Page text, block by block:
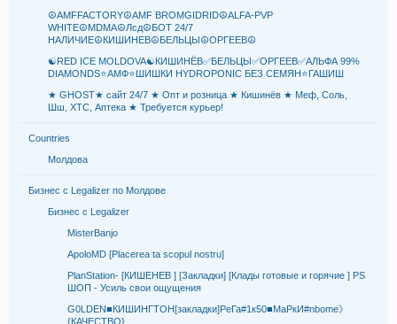
☮️AMFFACTORY☮️AMF BROMGIDRID☮️ALFA-PVP
WHITE☮️MDMA☮️Лсд☮️БОТ 24/7
НАЛИЧИЕ☮️КИШИНЕВ☮️БЕЛЬЦЫ☮️ОРГЕЕВ☮️
☯️RED ICE MOLDOVA☯️КИШИНЁВ✅БЕЛЬЦЫ✅ОРГЕЕВ✅АЛЬФА 99%
DIAMONDS⭐АМФ⭐ШИШКИ HYDROPONIC БЕЗ СЕМЯН⭐ГАШИШ
★ GHOST★ сайт 24/7 ★ Опт и розница ★ Кишинёв ★ Меф, Соль,
Шш, ХТС, Аптека ★ Требуется курьер!
Countries
Молдова
Бизнес с Legalizer по Молдове
Бизнес с Legalizer
MisterBanjo
ApoloMD [Placerea ta scopul nostru]
PlanStation- [КИШЕНЕВ ] [Закладки] [Клады готовые и горячие ] PS
ШОП - Усиль свои ощущения
G0LDEN■КИШИНГТОН[закладки]РеГа#1к50■МаРкИ#nbome》
{КАЧЕСТВО}